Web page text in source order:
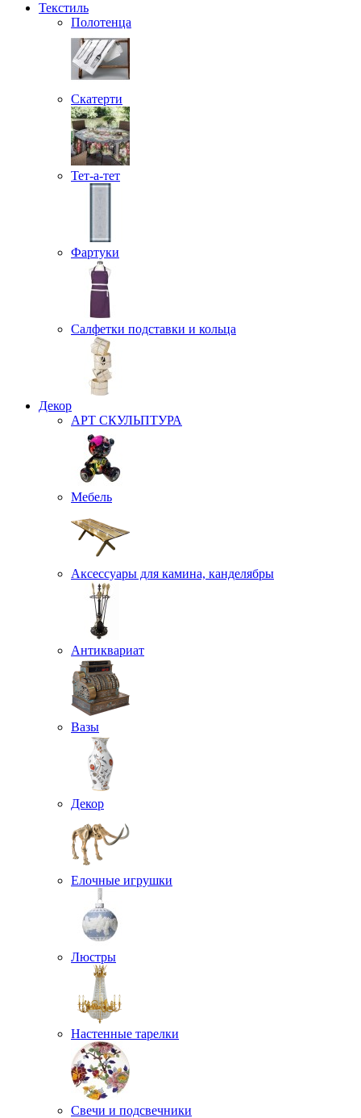
Текстиль
Полотенца
Скатерти
Тет-а-тет
Фартуки
Салфетки подставки и кольца
Декор
АРТ СКУЛЬПТУРА
Мебель
Аксессуары для камина, канделябры
Антиквариат
Вазы
Декор
Елочные игрушки
Люстры
Настенные тарелки
Свечи и подсвечники